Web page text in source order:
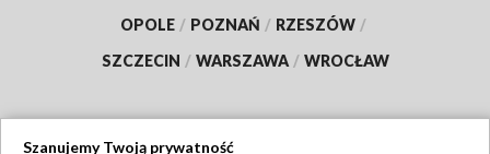
OPOLE / POZNAŃ / RZESZÓW /
SZCZECIN / WARSZAWA / WROCŁAW
Szanujemy Twoją prywatność